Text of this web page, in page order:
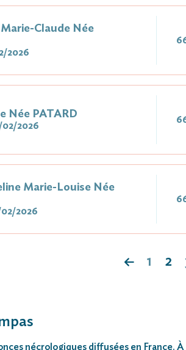
Claude Née
2026
Née PATARD
2026
Marie-Louise Née
2026
1 2
nécrologiques diffusées en France.